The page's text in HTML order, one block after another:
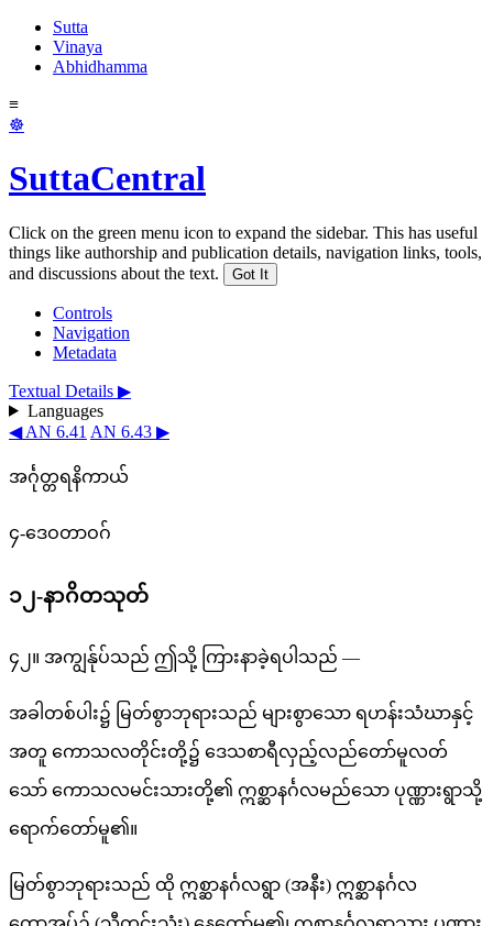
Sutta
Vinaya
Abhidhamma
≡
☸
SuttaCentral
Click on the green menu icon to expand the sidebar. This has useful
things like authorship and publication details, navigation links, tools,
and discussions about the text.
Got It
Controls
Navigation
Metadata
Textual Details ▶
Languages
◀ AN 6.41 AN 6.43 ▶
အင်္ဂုတ္တရနိကာယ်
၄-ဒေဝတာဝဂ်
၁၂-နာဂိတသုတ်
၄၂။ အကျွန်ုပ်သည် ဤသို့ ကြားနာခဲ့ရပါသည် —
အခါတစ်ပါး၌ မြတ်စွာဘုရားသည် များစွာသော ရဟန်းသံဃာနှင့်
အတူ ကောသလတိုင်းတို့၌ ဒေသစာရီလှည့်လည်တော်မူလတ်
သော် ကောသလမင်းသားတို့၏ ဣစ္ဆာနင်္ဂလမည်သော ပုဏ္ဏားရွာသို့
ရောက်တော်မူ၏။
မြတ်စွာဘုရားသည် ထို ဣစ္ဆာနင်္ဂလရွာ (အနီး) ဣစ္ဆာနင်္ဂလ